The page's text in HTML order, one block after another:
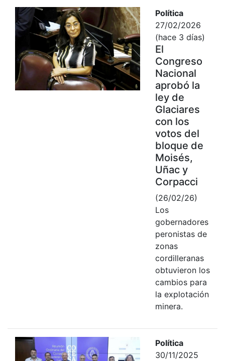
Política
27/02/2026
(hace 3 días)
El
Congreso
Nacional
aprobó la
ley de
Glaciares
con los
votos del
bloque de
Moisés,
Uñac y
Corpacci
(26/02/26)
Los
gobernadores
peronistas de
zonas
cordilleranas
obtuvieron los
cambios para
la explotación
minera.
Política
30/11/2025